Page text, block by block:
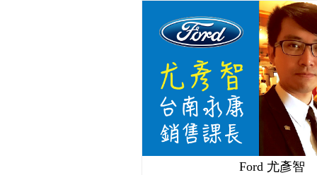
Ford 尤彥智